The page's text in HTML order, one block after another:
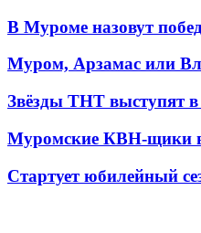
В Муроме назовут
Муром, Арзамас или
Звёзды ТНТ выступят
Муромские КВН-щики
Стартует юбилейный